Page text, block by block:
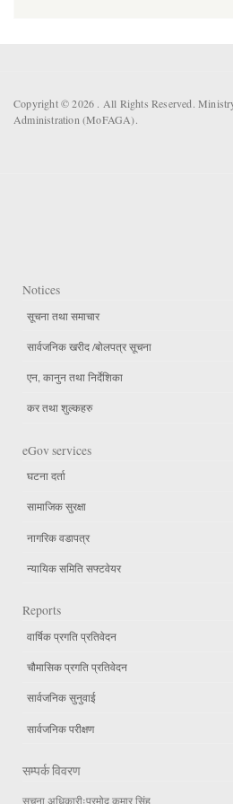
Copyright © 2026 . All Rights Reserved.
Administration (MoFAGA).
Notices
सूचना तथा समाचार
सार्वजनिक खरीद /बोलपत्र सूचना
एन, कानुन तथा निर्देशिका
कर तथा शुल्कहरु
eGov services
घटना दर्ता
सामाजिक सुरक्षा
नागरिक वडापत्र
न्यायिक समिति सफ्टवेयर
Reports
वार्षिक प्रगति प्रतिवेदन
चौमासिक प्रगति प्रतिवेदन
सार्वजनिक सुनुवाई
सार्वजनिक परीक्षण
सम्पर्क विवरण
सुचना अधिकारीःप्रमोद कुमार सिंह